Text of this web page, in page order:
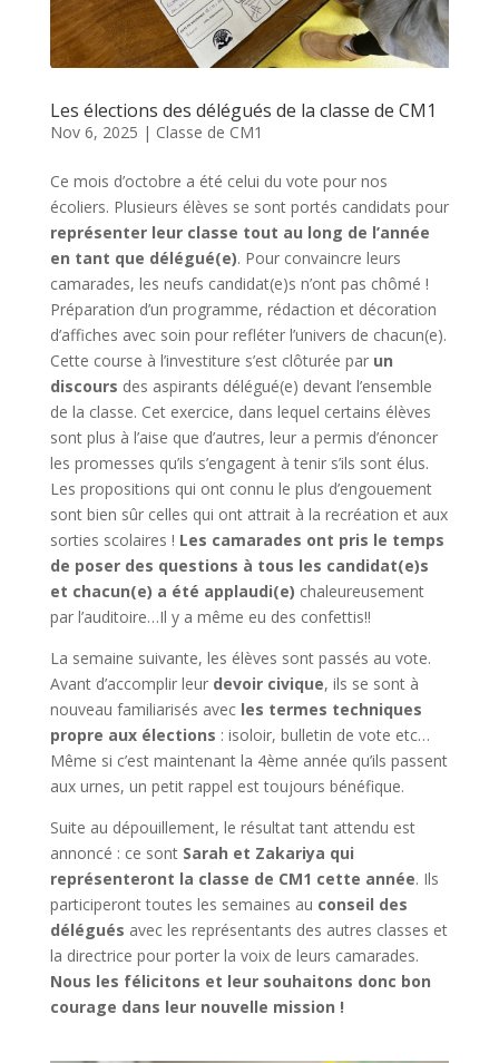
Les élections des délégués de la classe de CM1
Nov 6, 2025 | Classe de CM1
Ce mois d’octobre a été celui du vote pour nos
écoliers. Plusieurs élèves se sont portés candidats pour
représenter leur classe tout au long de l’année
en tant que délégué(e). Pour convaincre leurs
camarades, les neufs candidat(e)s n’ont pas chômé !
Préparation d’un programme, rédaction et décoration
d’affiches avec soin pour refléter l’univers de chacun(e).
Cette course à l’investiture s’est clôturée par un
discours des aspirants délégué(e) devant l’ensemble
de la classe. Cet exercice, dans lequel certains élèves
sont plus à l’aise que d’autres, leur a permis d’énoncer
les promesses qu’ils s’engagent à tenir s’ils sont élus.
Les propositions qui ont connu le plus d’engouement
sont bien sûr celles qui ont attrait à la recréation et aux
sorties scolaires ! Les camarades ont pris le temps
de poser des questions à tous les candidat(e)s
et chacun(e) a été applaudi(e) chaleureusement
par l’auditoire…Il y a même eu des confettis!!
La semaine suivante, les élèves sont passés au vote.
Avant d’accomplir leur devoir civique, ils se sont à
nouveau familiarisés avec les termes techniques
propre aux élections : isoloir, bulletin de vote etc…
Même si c’est maintenant la 4ème année qu’ils passent
aux urnes, un petit rappel est toujours bénéfique.
Suite au dépouillement, le résultat tant attendu est
annoncé : ce sont Sarah et Zakariya qui
représenteront la classe de CM1 cette année. Ils
participeront toutes les semaines au conseil des
délégués avec les représentants des autres classes et
la directrice pour porter la voix de leurs camarades.
Nous les félicitons et leur souhaitons donc bon
courage dans leur nouvelle mission !